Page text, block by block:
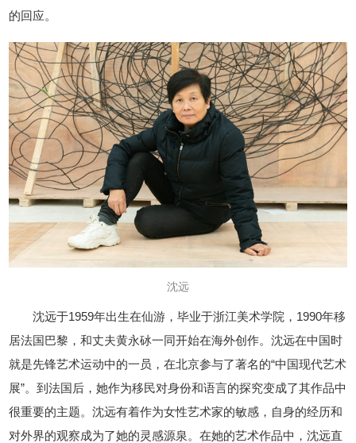
的回应。
沈远
沈远于1959年出生在仙游，毕业于浙江美术学院，1990年移
居法国巴黎，和丈夫黄永砅一同开始在海外创作。沈远在中国时
就是先锋艺术运动中的一员，在北京参与了著名的“中国现代艺术
展”。到法国后，她作为移民对身份和语言的探究变成了其作品中
很重要的主题。沈远有着作为女性艺术家的敏感，自身的经历和
对外界的观察成为了她的灵感源泉。在她的艺术作品中，沈远直